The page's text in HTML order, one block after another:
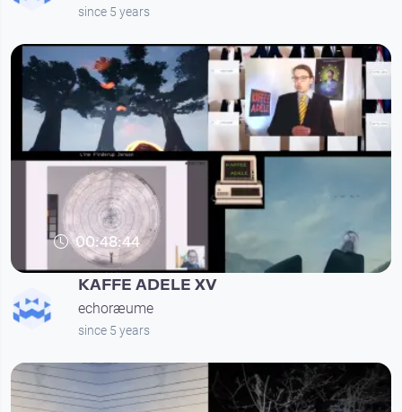
since 5 years
00:48:44
KAFFE ADELE XV
echoræume
since 5 years